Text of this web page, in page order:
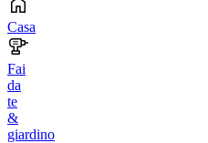
Casa
Fai
da
te
&
giardino